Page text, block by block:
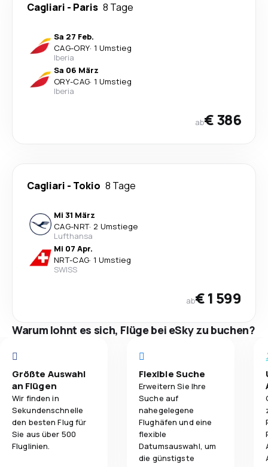
Cagliari - Paris 8 Tage
Sa 27 Feb.
CAG-ORY· 1 Umstieg
Iberia
Sa 06 März
ORY-CAG· 1 Umstieg
Iberia
ab€ 386
Cagliari - Tokio 8 Tage
Mi 31 März
CAG-NRT· 2 Umstiege
Lufthansa
Mi 07 Apr.
NRT-CAG· 1 Umstieg
SWISS
ab€ 1 599
Warum lohnt es sich, Flüge bei eSky zu buchen?
Größte Auswahl
an Flügen
Wir finden in
Sekundenschnelle
den besten Flug für
Sie aus über 500
Fluglinien.
Flexible Suche
Erweitern Sie Ihre
Suche auf
nahegelegene
Flughäfen und eine
flexible
Datumsauswahl, um
die günstigste